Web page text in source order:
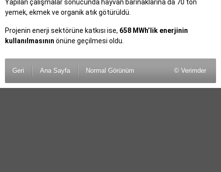
Yapılan çalışmalar sonucunda hayvan barınaklarına da 70 ton
yemek, ekmek ve organik atık götürüldü.
Projenin enerji sektörüne katkısı ise, 658 MWh’lik enerjinin
kullanılmasının önüne geçilmesi oldu.
Geri Ana Sayfa Normal Görünüm © Verimder